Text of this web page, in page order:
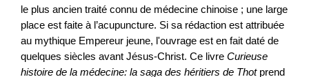
le plus ancien traité connu de médecine chinoise ; une large
place est faite à l’acupuncture. Si sa rédaction est attribuée
au mythique Empereur jeune, l'ouvrage est en fait daté de
quelques siècles avant Jésus-Christ. Ce livre Curieuse
histoire de la médecine: la saga des héritiers de Thot prend